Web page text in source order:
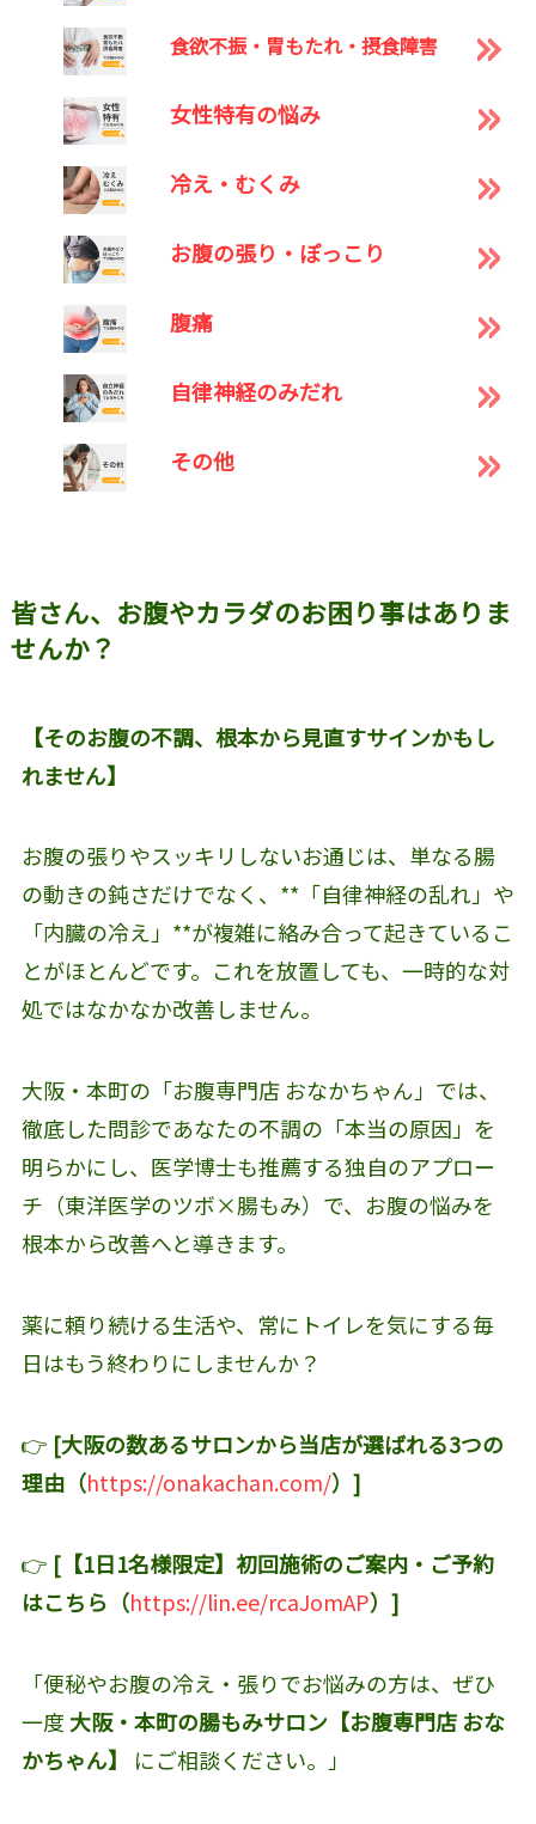
食欲不振・胃もたれ・摂食障害
女性特有の悩み
冷え・むくみ
お腹の張り・ぽっこり
腹痛
自律神経のみだれ
その他
皆さん、お腹やカラダのお困り事はありま
せんか？
【そのお腹の不調、根本から見直すサインかもし
れません】
お腹の張りやスッキリしないお通じは、単なる腸
の動きの鈍さだけでなく、**「自律神経の乱れ」や
「内臓の冷え」**が複雑に絡み合って起きているこ
とがほとんどです。これを放置しても、一時的な対
処ではなかなか改善しません。
大阪・本町の「お腹専門店 おなかちゃん」では、
徹底した問診であなたの不調の「本当の原因」を
明らかにし、医学博士も推薦する独自のアプロー
チ（東洋医学のツボ×腸もみ）で、お腹の悩みを
根本から改善へと導きます。
薬に頼り続ける生活や、常にトイレを気にする毎
日はもう終わりにしませんか？
👉 [大阪の数あるサロンから当店が選ばれる3つの
理由（https://onakachan.com/）]
👉 [【1日1名様限定】初回施術のご案内・ご予約
はこちら（https://lin.ee/rcaJomAP）]
「便秘やお腹の冷え・張りでお悩みの方は、ぜひ
一度 大阪・本町の腸もみサロン【お腹専門店 おな
かちゃん】
にご相談ください。」